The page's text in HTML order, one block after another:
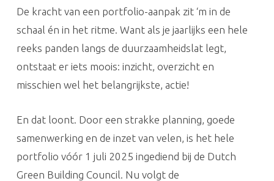
De kracht van een portfolio-aanpak zit ‘m in de
schaal én in het ritme. Want als je jaarlijks een hele
reeks panden langs de duurzaamheidslat legt,
ontstaat er iets moois: inzicht, overzicht en
misschien wel het belangrijkste, actie!
En dat loont. Door een strakke planning, goede
samenwerking en de inzet van velen, is het hele
portfolio vóór 1 juli 2025 ingediend bij de Dutch
Green Building Council. Nu volgt de